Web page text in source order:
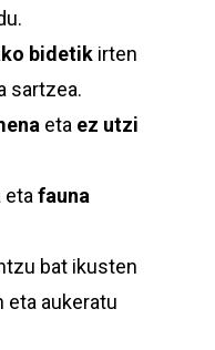
bidetik irten
sartzea.
eta ez utzi
eta fauna
bat ikusten
eta aukeratu